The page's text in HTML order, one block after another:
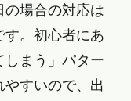
の場合の対応は
す。初心者にあ
しまう」パター
やすいので、出